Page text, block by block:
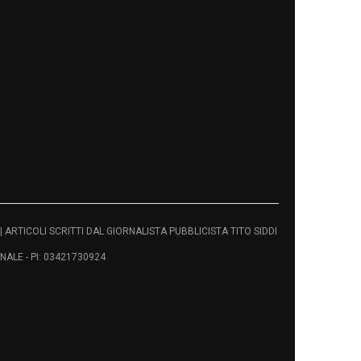
SCRITTI DAL GIORNALISTA PUBBLICISTA TITO SIDDI
- PI: 03421730924